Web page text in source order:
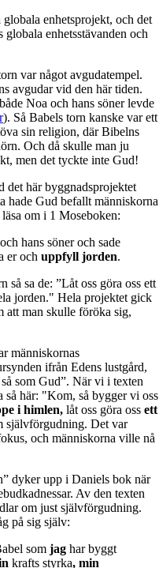
enhetsprojekt, och det
enhetsstävanden och
var något avgudatempel.
avgudar vid den här tiden.
Noa och hans söner levde
). Så Babels torn kanske var ett
sin religion, där Bibelns
Och då skulle man ju
men det tyckte inte Gud!
det här byggnadsprojektet
hade Gud befallt människorna
om i 1 Moseboken:
hans söner och sade
er och uppfyll jorden.
så sa de: ”Låt oss göra oss ett
jorden." Hela projektet gick
att man skulle föröka sig,
människornas
ifrån Edens lustgård,
som Gud”. När vi i texten
så här: "Kom, så bygger vi oss
i himlen, låt oss göra oss ett
självförgudning. Det var
och människorna ville nå
dyker upp i Daniels bok när
Av den texten
om just självförgudning.
på sig själv:
som jag har byggt
krafts styrka, min